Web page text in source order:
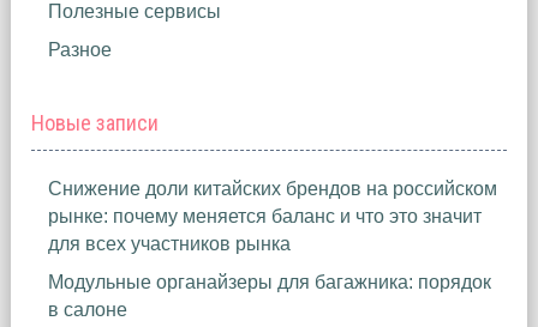
Полезные сервисы
Разное
Новые записи
Снижение доли китайских брендов на российском
рынке: почему меняется баланс и что это значит
для всех участников рынка
Модульные органайзеры для багажника: порядок
в салоне